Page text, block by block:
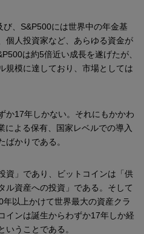
、S&P500には世界中の年金基
個人投資家など、あらゆる資金が
は約5倍近い成長を遂げたが、
規模に達しており、市場としては
か17年しかない。それにもかかわ
による保有、国家レベルでの導入
かりである。
資」であり、ビットコインは「供
ル資産への投資」である。そして
以上かけて世界最大の資産クラ
インは誕生からわずか17年しか経
いうことである。